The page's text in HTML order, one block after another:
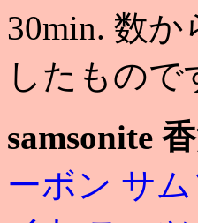
30min. 数
したもので
samsonite
ーボン サ